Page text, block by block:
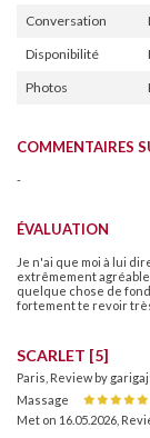
Conversation
Disponibilité
Photos
COMMENTAIRES
-
ÉVALUATION
Je n'ai que moi à lui
extrêmement
quelque chose de
fortement te revoir
SCARLET [5]
Paris, Review by
Massage
Met on 16.05.2026